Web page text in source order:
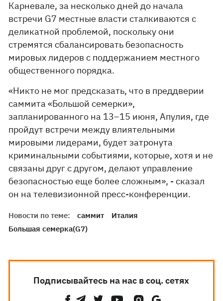
Карневале, за несколько дней до начала
встречи G7 местные власти сталкиваются с
деликатной проблемой, поскольку они
стремятся сбалансировать безопасность
мировых лидеров с поддержанием местного
общественного порядка.
«Никто не мог предсказать, что в преддверии
саммита «Большой семерки»,
запланированного на 13–15 июня, Апулия, где
пройдут встречи между влиятельными
мировыми лидерами, будет затронута
криминальными событиями, которые, хотя и не
связаны друг с другом, делают управление
безопасностью еще более сложным», - сказал
он на телевизионной пресс-конференции.
Новости по теме: саммит
Италия
Большая семерка(G7)
Подписывайтесь на нас в соц. сетях